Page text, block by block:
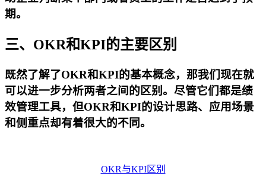
期。
三、OKR和KPI的主要区别
既然了解了OKR和KPI的基本概念，那我们现在就
可以进一步分析两者之间的区别。尽管它们都是绩
效管理工具，但OKR和KPI的设计思路、应用场景
和侧重点却有着很大的不同。
OKR与KPI区别